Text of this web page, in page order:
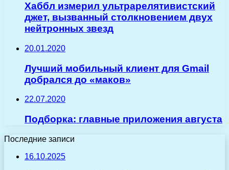
Хаббл измерил ультрарелятивистский
джет, вызванный столкновением двух
нейтронных звезд
20.01.2020
Лучший мобильный клиент для Gmail
добрался до «маков»
22.07.2020
Подборка: главные приложения августа
Последние записи
16.10.2025